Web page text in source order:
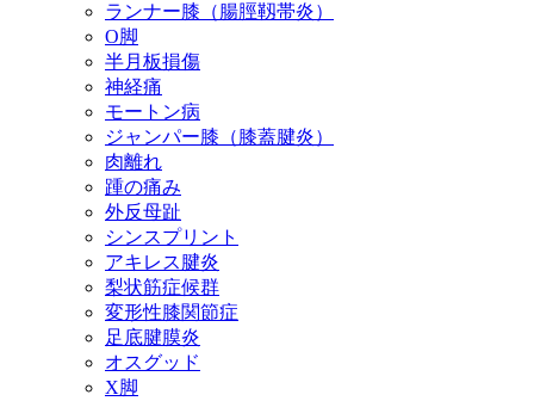
ランナー膝（腸脛靱帯炎）
O脚
半月板損傷
神経痛
モートン病
ジャンパー膝（膝蓋腱炎）
肉離れ
踵の痛み
外反母趾
シンスプリント
アキレス腱炎
梨状筋症候群
変形性膝関節症
足底腱膜炎
オスグッド
X脚